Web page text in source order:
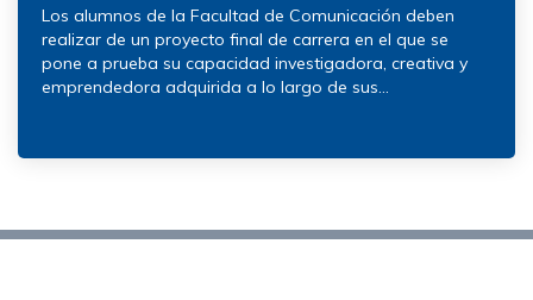
Los alumnos de la Facultad de Comunicación deben
realizar de un proyecto final de carrera en el que se
pone a prueba su capacidad investigadora, creativa y
emprendedora adquirida a lo largo de sus...